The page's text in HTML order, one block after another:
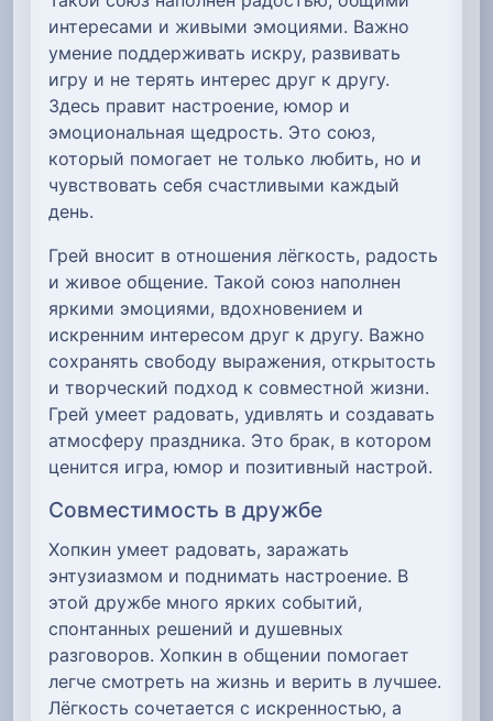
интересами и живыми эмоциями. Важно
умение поддерживать искру, развивать
игру и не терять интерес друг к другу.
Здесь правит настроение, юмор и
эмоциональная щедрость. Это союз,
который помогает не только любить, но и
чувствовать себя счастливыми каждый
день.
Грей вносит в отношения лёгкость, радость
и живое общение. Такой союз наполнен
яркими эмоциями, вдохновением и
искренним интересом друг к другу. Важно
сохранять свободу выражения, открытость
и творческий подход к совместной жизни.
Грей умеет радовать, удивлять и создавать
атмосферу праздника. Это брак, в котором
ценится игра, юмор и позитивный настрой.
Совместимость в дружбе
Хопкин умеет радовать, заражать
энтузиазмом и поднимать настроение. В
этой дружбе много ярких событий,
спонтанных решений и душевных
разговоров. Хопкин в общении помогает
легче смотреть на жизнь и верить в лучшее.
Лёгкость сочетается с искренностью, а